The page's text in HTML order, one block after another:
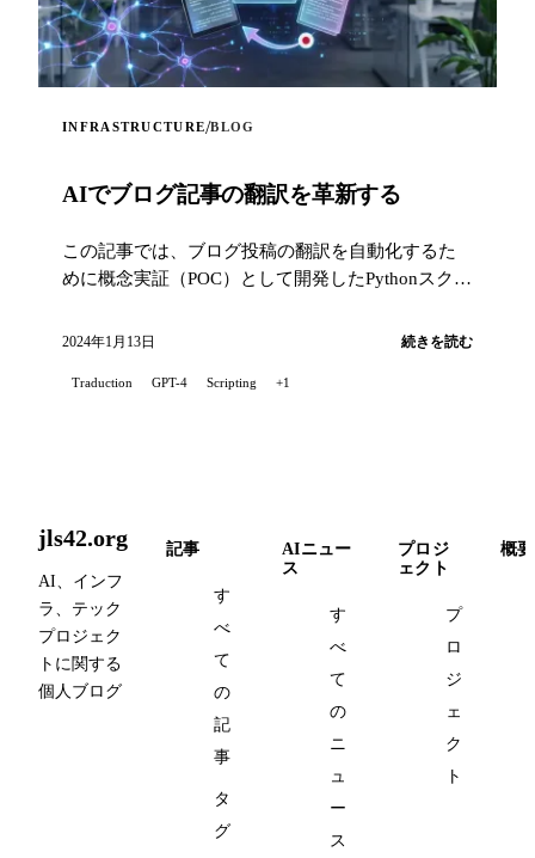
INFRASTRUCTURE/BLOG
AIでブログ記事の翻訳を革新する
この記事では、ブログ投稿の翻訳を自動化するた
めに概念実証（POC）として開発したPythonスクリ
2024年1月13日 続きを読む
Traduction GPT-4 Scripting +1
jls42.org
AI、インフ
ラ、テック
プロジェク
トに関する
個人ブログ
記事
す
べ
て
の
記
事
タ
グ
AIニュー
ス
す
べ
て
の
ニ
ュ
ー
ス
プロジ
ェクト
プ
ロ
ジ
ェ
ク
ト
概要